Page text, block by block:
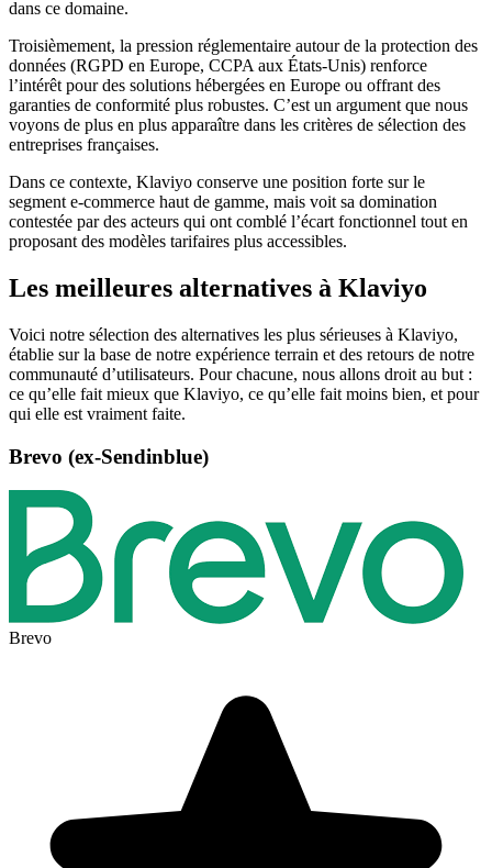
dans ce domaine.
Troisièmement, la pression réglementaire autour de la protection des
données (RGPD en Europe, CCPA aux États-Unis) renforce
l’intérêt pour des solutions hébergées en Europe ou offrant des
garanties de conformité plus robustes. C’est un argument que nous
voyons de plus en plus apparaître dans les critères de sélection des
entreprises françaises.
Dans ce contexte, Klaviyo conserve une position forte sur le
segment e-commerce haut de gamme, mais voit sa domination
contestée par des acteurs qui ont comblé l’écart fonctionnel tout en
proposant des modèles tarifaires plus accessibles.
Les meilleures alternatives à Klaviyo
Voici notre sélection des alternatives les plus sérieuses à Klaviyo,
établie sur la base de notre expérience terrain et des retours de notre
communauté d’utilisateurs. Pour chacune, nous allons droit au but :
ce qu’elle fait mieux que Klaviyo, ce qu’elle fait moins bien, et pour
qui elle est vraiment faite.
Brevo (ex-Sendinblue)
Brevo